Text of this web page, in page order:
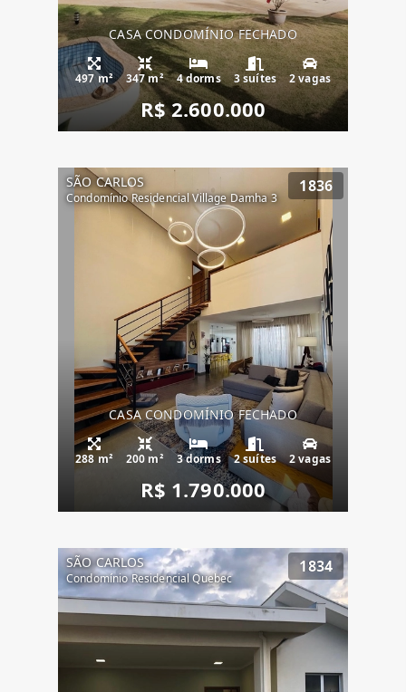
CASA CONDOMÍNIO FECHADO
497 m² 347 m² 4 dorms 3 suítes 2 vagas
R$ 2.600.000
SÃO CARLOS
Condomínio Residencial Village Damha 3
1836
CASA CONDOMÍNIO FECHADO
288 m² 200 m² 3 dorms 2 suítes 2 vagas
R$ 1.790.000
SÃO CARLOS
Condomínio Residencial Quebec
1834